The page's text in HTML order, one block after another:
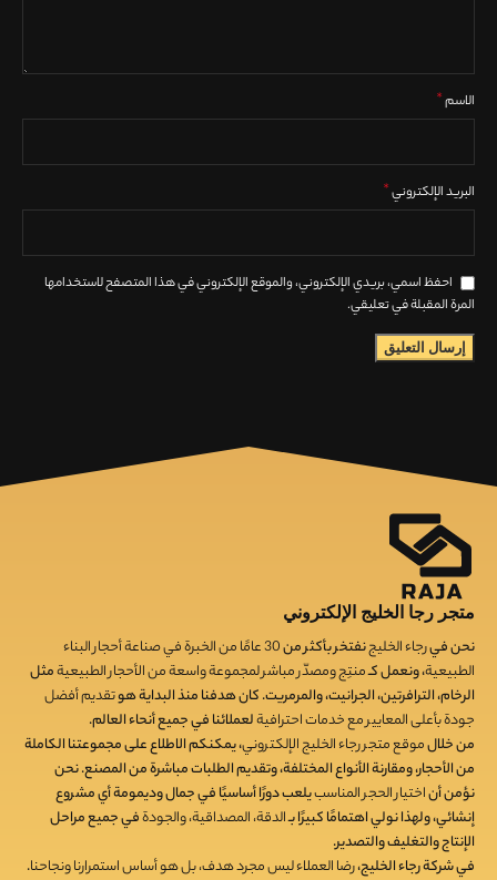
الاسم*
البريد الإلكتروني*
احفظ اسمي، بريدي الإلكتروني، والموقع الإلكتروني في هذا المتصفح لاستخدامها
المرة المقبلة في تعليقي.
متجر رجا الخليج الإلكتروني
نحن فيرجاء الخليجنفتخر بأكثر من30عامًا من الخبرة في صناعة أحجار البناء
الطبيعية، ونعمل كـمنتِج ومصدّر مباشر لمجموعة واسعة من الأحجار الطبيعيةمثل
الرخام، الترافرتين، الجرانيت، والمرمريت. كان هدفنا منذ البداية هوتقديم أفضل
جودة بأعلى المعايير مع خدمات احترافيةلعملائنا في جميع أنحاء العالم.
من خلالموقع متجر رجاء الخليج الإلكتروني، يمكنكم الاطلاع على مجموعتنا الكاملة
من الأحجار، ومقارنة الأنواع المختلفة، وتقديم الطلبات مباشرة من المصنع. نحن
نؤمن أناختيار الحجر المناسبيلعب دورًا أساسيًا في جمال وديمومة أي مشروع
إنشائي، ولهذا نولي اهتمامًا كبيرًا بـالدقة، المصداقية، والجودةفي جميع مراحل
الإنتاج والتغليف والتصدير.
في شركة رجاء الخليج،رضا العملاء ليس مجرد هدف، بل هو أساس استمرارنا ونجاحنا.